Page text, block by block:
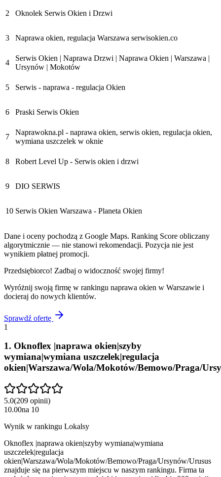
2 Oknolek Serwis Okien i Drzwi
3 Naprawa okien, regulacja Warszawa serwisokien.co
4
Serwis Okien | Naprawa Drzwi | Naprawa Okien | Warszawa |
Ursynów | Mokotów
5 Serwis - naprawa - regulacja Okien
6 Praski Serwis Okien
7
Naprawokna.pl - naprawa okien, serwis okien, regulacja okien,
wymiana uszczelek w oknie
8 Robert Level Up - Serwis okien i drzwi
9 DIO SERWIS
10 Serwis Okien Warszawa - Planeta Okien
Dane i oceny pochodzą z Google Maps. Ranking Score obliczany
algorytmicznie — nie stanowi rekomendacji. Pozycja nie jest
wynikiem płatnej promocji.
Przedsiębiorco! Zadbaj o widoczność swojej firmy!
Wyróżnij swoją firmę w rankingu naprawa okien w Warszawie i
docieraj do nowych klientów.
Sprawdź ofertę
1
1. Oknoflex |naprawa okien|szyby
wymiana|wymiana uszczelek|regulacja
okien|Warszawa/Wola/Mokotów/Bemowo/Praga/
5.0(209 opinii)
10.00na 10
Wynik w rankingu Lokalsy
Oknoflex |naprawa okien|szyby wymiana|wymiana
uszczelek|regulacja
okien|Warszawa/Wola/Mokotów/Bemowo/Praga/Ursynów/Urusus
znajduje się na pierwszym miejscu w naszym rankingu. Firma ta